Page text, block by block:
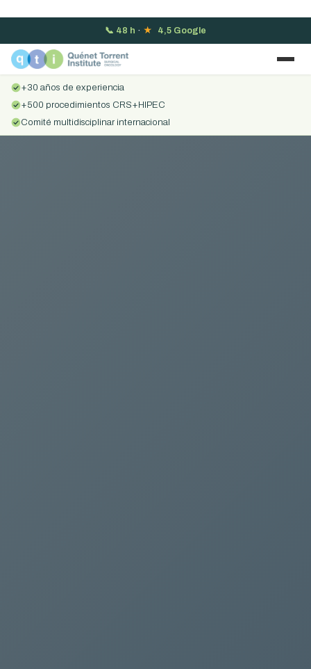
📞 48 h · ★ 4,5 Google
+30 años de experiencia
+500 procedimientos CRS+HIPEC
Comité multidisciplinar internacional